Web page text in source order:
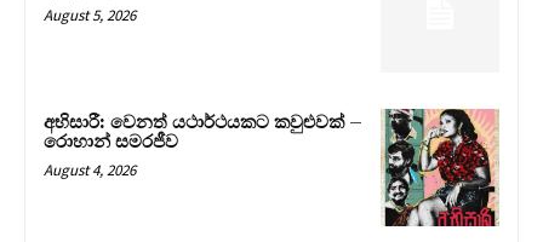
August 5, 2026
අභිසාරී: වෙනත් යථාර්ථයකට කවුළුවක් –
රොහාන් සමරජීව
August 4, 2026